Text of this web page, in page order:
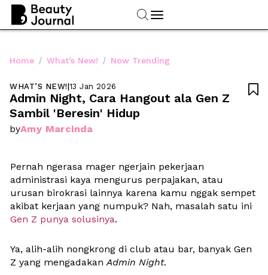
Home / What’s New! / Now Trending
WHAT’S NEW!|13 Jan 2026
Admin Night, Cara Hangout ala Gen Z
Sambil 'Beresin' Hidup
byAmy Marcinda

Pernah ngerasa mager ngerjain pekerjaan
administrasi kaya mengurus perpajakan, atau
urusan birokrasi lainnya karena kamu nggak sempet
Gen Z punya solusinya.
Ya, alih-alih nongkrong di club atau bar, banyak Gen
Z yang mengadakan Admin Night.